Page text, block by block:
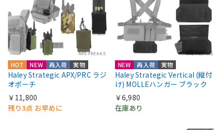
HOT NEW 再入荷 実物
Haley Strategic APX/PRC ラジ
オポーチ
￥11,800
残り3点 お早めに
NEW 再入荷 実物
Haley Strategic Vertical (縦付
け) MOLLEハンガー ブラック
￥6,980
在庫あり